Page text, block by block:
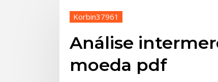
Korbin37961
Análise
moeda pdf